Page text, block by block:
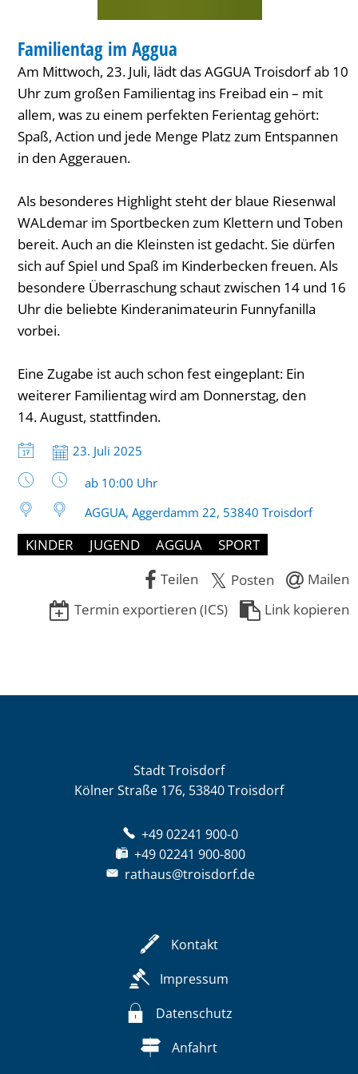
KATEGORIE: SPORT
Familientag im Aggua
Am Mittwoch, 23. Juli, lädt das AGGUA Troisdorf ab 10
Uhr zum großen Familientag ins Freibad ein – mit
allem, was zu einem perfekten Ferientag gehört:
Spaß, Action und jede Menge Platz zum Entspannen
in den Aggerauen.
Als besonderes Highlight steht der blaue Riesenwal
WALdemar im Sportbecken zum Klettern und Toben
bereit. Auch an die Kleinsten ist gedacht. Sie dürfen
sich auf Spiel und Spaß im Kinderbecken freuen. Als
besondere Überraschung schaut zwischen 14 und 16
Uhr die beliebte Kinderanimateurin Funnyfanilla
vorbei.
Eine Zugabe ist auch schon fest eingeplant: Ein
weiterer Familientag wird am Donnerstag, den
14. August, stattfinden.
Datum:
23. Juli 2025
Uhrzeit:
ab 10:00 Uhr
AGGUA, Aggerdamm 22, 53840 Troisdorf
KINDER JUGEND AGGUA
SPORT
Teilen
Posten
Mailen
Termin exportieren (ICS)
Link kopieren
Stadt Troisdorf
Kölner Straße 176, 53840 Troisdorf
+49 02241 900-0
+49 02241 900-800
rathaus@troisdorf.de
Kontakt
Impressum
Datenschutz
Anfahrt